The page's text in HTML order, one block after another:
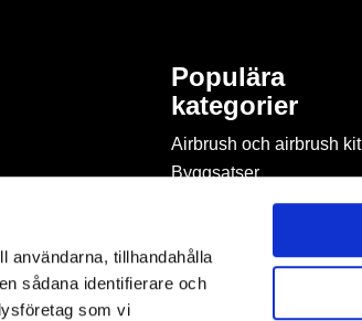
användarna, tillhandahålla
sådana identifierare och
som vi
Populära
kategorier
Airbrush och airbrush kit
Byggsatser
Böcker & tidningar om
Byggmaterial
Figurspel